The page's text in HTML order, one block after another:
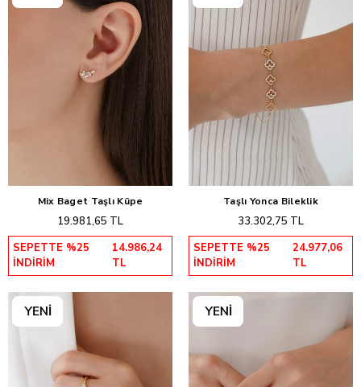
Sepete Ekle
Mix Baget Taşlı Küpe
19.981,65 TL
SEPETTE %25
İNDİRİM
14.986,24
TL
Sepete Ekle
Taşlı Yonca Bileklik
33.302,75 TL
SEPETTE %25
İNDİRİM
24.977,06
TL